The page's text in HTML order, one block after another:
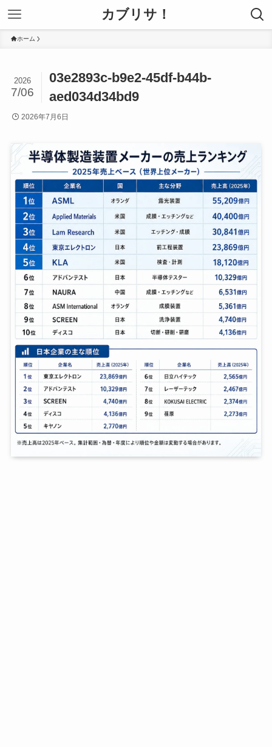
カブリサ！
ホーム
03e2893c-b9e2-45df-b44b-
aed034d34bd9
2026
7/06
2026年7月6日